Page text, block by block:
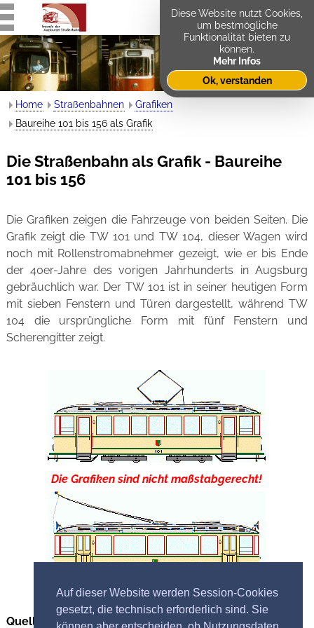
Auf dieser Website werden Session-Cookies
gesetzt, die technisch erforderlich sind. Sie
Home Straßenbahnen
Grafiken
Baureihe 101 bis 156 als Grafik
Die Straßenbahn als Grafik - Baureihe
101 bis 156
Die Grafiken zeigen die Fahrzeuge von beiden Seiten. Die
Grafik zeigt die TW 101 und TW 104, dieser Wagen wird
noch mit Rollenstromabnehmer gezeigt, wie er bis Ende
der 40er-Jahre des vorigen Jahrhunderts in Augsburg
gebräuchlich war. Der TW 101 ist in seiner heutigen Form
mit sieben Fenstern und Türen dargestellt, während TW
104 die ursprüngliche Form mit fünf Fenstern und
Scherengitter zeigt.
Die Grafiken sind nicht maßstabgerecht!
Quellennachweis Bilder
Diese Website nutzt Cookies,
um bestmögliche
Funktionalität bieten zu
können.
Mehr Infos
Ok, verstanden